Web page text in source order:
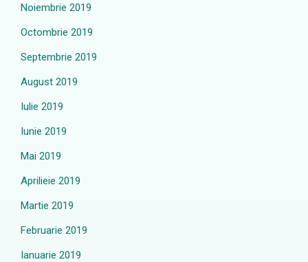
Noiembrie 2019
Octombrie 2019
Septembrie 2019
August 2019
Iulie 2019
Iunie 2019
Mai 2019
Aprilieie 2019
Martie 2019
Februarie 2019
Ianuarie 2019